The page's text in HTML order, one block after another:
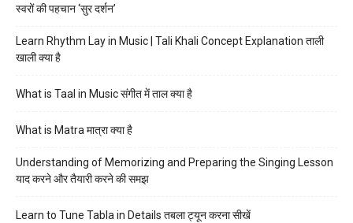
स्वरों की पहचान ‘सुर दर्शन’
Learn Rhythm Lay in Music | Tali Khali Concept Explanation ताली
खाली क्या है
What is Taal in Music संगीत में ताल क्या है
What is Matra मात्रा क्या है
Understanding of Memorizing and Preparing the Singing Lesson
याद करने और तैयारी करने की समझ
Learn to Tune Tabla in Details तबला ट्यून करना सीखें